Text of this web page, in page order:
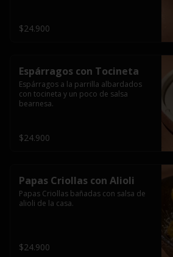
$24.900
Espárragos con Tocineta
Espárragos a la parrilla albardados
con tocineta y un poco de salsa
bearnesa.
$24.900
Papas Criollas con Alioli
Papas Criollas bañadas con salsa de
alioli de la casa.
$24.900